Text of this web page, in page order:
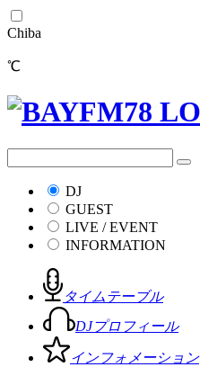
Chiba
℃
DJ
GUEST
LIVE / EVENT
INFORMATION
タイムテーブル
DJプロフィール
インフォメーション